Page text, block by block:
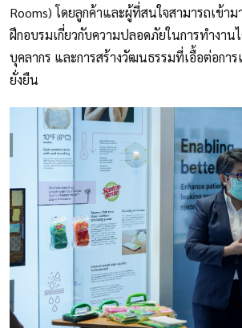
Rooms) โดยลูกค้าและผู้ที่สนใจสามารถเข้า
ฝึกอบรมเกี่ยวกับความปลอดภัยในการทำงาน
บุคลากร และการสร้างวัฒนธรรมที่เอื้อต่อกา
ยั่งยืน